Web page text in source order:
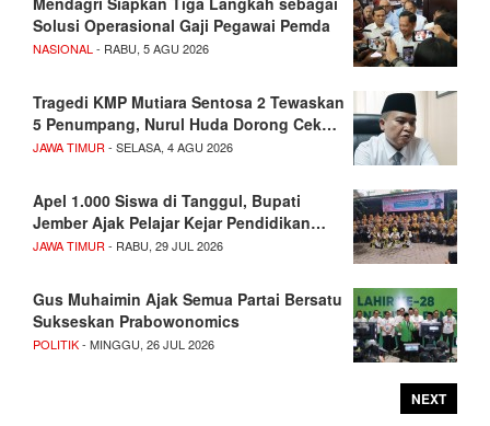
Solusi Operasional Gaji Pegawai Pemda
NASIONAL - RABU, 5 AGU 2026
Tragedi KMP Mutiara Sentosa 2 Tewaskan
5 Penumpang, Nurul Huda Dorong Cek…
JAWA TIMUR - SELASA, 4 AGU 2026
Apel 1.000 Siswa di Tanggul, Bupati
Jember Ajak Pelajar Kejar Pendidikan…
JAWA TIMUR - RABU, 29 JUL 2026
Gus Muhaimin Ajak Semua Partai Bersatu
Sukseskan Prabowonomics
POLITIK- MINGGU, 26 JUL 2026
NEXT